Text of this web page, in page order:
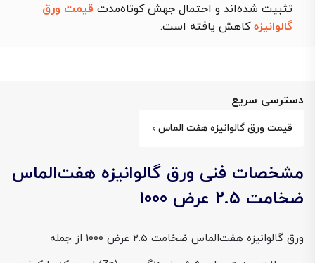
تثبیت شده‌اند و احتمال جهش کوتاه‌مدت قیمت ورق
گالوانیزهکاهش یافته است.
دسترسی سریع
قیمت ورق گالوانیزه هفت الماس
مشخصات فنی ورق گالوانیزه هفت‌الماس
ضخامت 2.5 عرض 1000
ورق گالوانیزه هفت‌الماس ضخامت 2.5 عرض 1000 از جمله